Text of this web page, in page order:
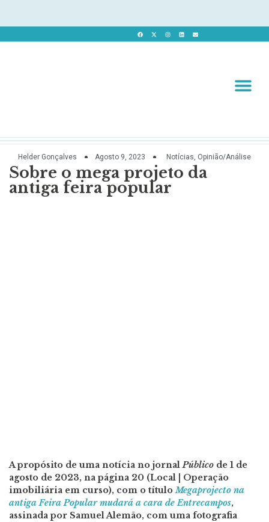
Helder Gonçalves Agosto 9, 2023 Notícias, Opinião/Análise
Sobre o mega projeto da
antiga feira popular
A propósito de uma notícia no jornalPúblico de 1 de
agosto de 2023, na página 20 (Local | Operação
imobiliária em curso), com o títuloMegaprojecto na
antiga Feira Popular mudará a cara de Entrecampos,
assinada por Samuel Alemão, com uma fotografia